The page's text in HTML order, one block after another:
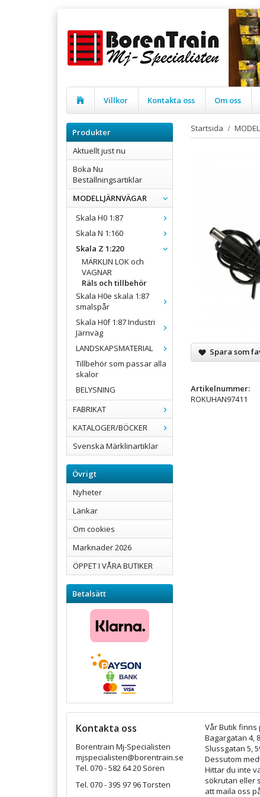
Villkor Kontakta oss Om oss
Produkter
Aktuellt just nu
Boka Nu
Beställningsartiklar
MODELLJÄRNVÄGAR
Skala H0 1:87
Skala N 1:160
Skala Z 1:220
MÄRKLIN LOK och
VAGNAR
Räls och tillbehör
Skala H0e skala 1:87
smalspår
Skala H0f 1:87 Industri
Järnväg
LANDSKAPSMATERIAL
Tillbehör som passar alla
skalor
BELYSNING
FABRIKAT
KATALOGER/BÖCKER
Svenska Märklinartiklar
Övrigt
Nyheter
Länkar
Om cookies
Marknader 2026
ÖPPET I VÅRA BUTIKER
Betalsätt
Startsida /
Spara som
Artikelnummer:
ROKUHAN97411
Kontakta oss
Borentrain Mj-Specialisten
mjspecialisten@borentrain.se
Tel. 070 - 582 64 20 Sören
Tel. 070 - 395 97 96 Torsten
Vår Butik finns
Bagargatan 4,
Slussgatan 5,
Dessutom
Hittar du inte
sökrutan eller
att maila oss